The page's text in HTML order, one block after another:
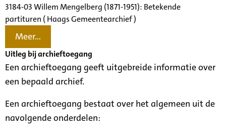
3184-03 Willem Mengelberg (1871-1951): Betekende
partituren ( Haags Gemeentearchief )
Meer...
Uitleg bij archieftoegang
Een archieftoegang geeft uitgebreide informatie over
een bepaald archief.
Een archieftoegang bestaat over het algemeen uit de
navolgende onderdelen: